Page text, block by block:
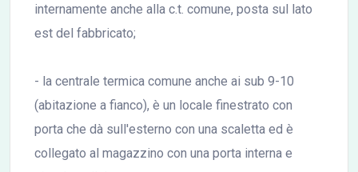
internamente anche alla c.t. comune, posta sul lato
est del fabbricato;
- la centrale termica comune anche ai sub 9-10
(abitazione a fianco), è un locale finestrato con
porta che dà sull'esterno con una scaletta ed è
collegato al magazzino con una porta interna e